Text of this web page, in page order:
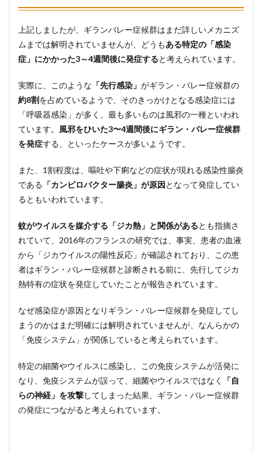
上記しましたが、ギランバレー症候群はまだ詳しいメカニズ
ムまでは解明されていませんが、どうもある特定の「感染
症」にかかった3～4週間後に発症すると考えられています。
実際に、このような 「先行感染」 がギラン・バレー症候群の
約8割を占めているようで、そのきっかけとなる感染症には
「呼吸器感染」が多く、最も多いものは風邪の一種といわれ
ています。 風邪をひいた3〜4週間後にギラン・バレー症候群
を発症する、といったケースが多いようです。
また、1割程度は、嘔吐や下痢などの症状が現れる感染性腸炎
である 「カンピロバクター腸炎」が原因となって発症してい
るともいわれています。
蚊がウイルスを媒介する「ジカ熱」と関係があるとも指摘さ
れていて、2016年のフランスの研究では、事実、患者の血液
から「ジカウイルスの陽性反応」が確認されており、この患
者はギラン・バレー症候群と診断される前に、先行してジカ
熱特有の症状を発症していたことが報告されています。
なぜ感染症が原因となりギラン・バレー症候群を発症してし
まうのかはまだ明確には解明されていませんが、なんらかの
「免疫システム」が関係していると考えられています。
特定の細菌やウイルスに感染し、この免疫システムが活発に
なり、免疫システムが誤って、細菌やウイルスではなく
「自
らの神経」を攻撃してしまった結果、ギラン・バレー症候群
の発症につながると考えられています。